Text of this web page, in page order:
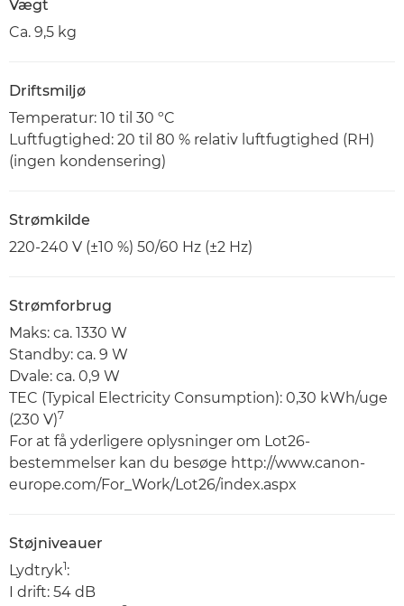
Vægt
Ca. 9,5 kg
Driftsmiljø
Temperatur: 10 til 30 ºC
Luftfugtighed: 20 til 80 % relativ luftfugtighed (RH)
(ingen kondensering)
Strømkilde
220-240 V (±10 %) 50/60 Hz (±2 Hz)
Strømforbrug
Maks: ca. 1330 W
Standby: ca. 9 W
Dvale: ca. 0,9 W
TEC (Typical Electricity Consumption): 0,30 kWh/uge
(230 V)7
For at få yderligere oplysninger om Lot26-
bestemmelser kan du besøge http://www.canon-
europe.com/For_Work/Lot26/index.aspx
Støjniveauer
Lydtryk1:
I drift: 54 dB